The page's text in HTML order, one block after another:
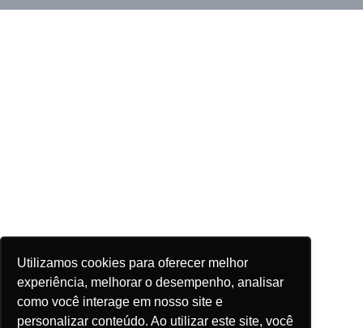
Utilizamos cookies para oferecer melhor
experiência, melhorar o desempenho, analisar
como você interage em nosso site e
personalizar conteúdo. Ao utilizar este site, você